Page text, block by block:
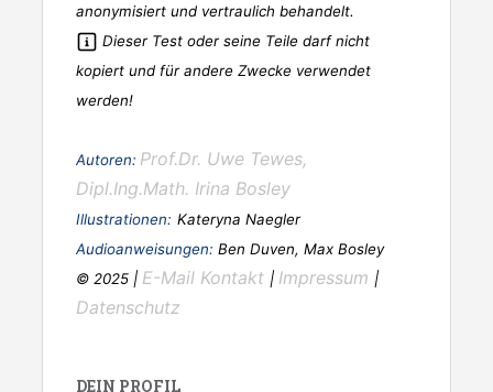
anonymisiert und vertraulich behandelt.
Dieser Test oder seine Teile darf nicht
kopiert und für andere Zwecke verwendet
werden!
Autoren: Prof.Dr. Uwe Tewes,
Dipl.Ing.Math. Irina Bosley
Illustrationen: Kateryna Naegler
Audioanweisungen:Ben Duven, Max Bosley
© 2025 | E-Mail Kontakt | Impressum |
Datenschutz
DEIN PROFIL